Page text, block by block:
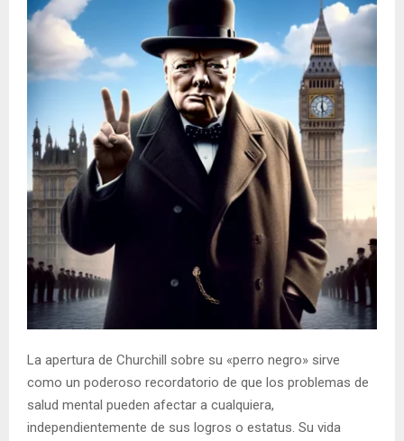
La apertura de Churchill sobre su «perro negro» sirve
como un poderoso recordatorio de que los problemas de
salud mental pueden afectar a cualquiera,
independientemente de sus logros o estatus. Su vida